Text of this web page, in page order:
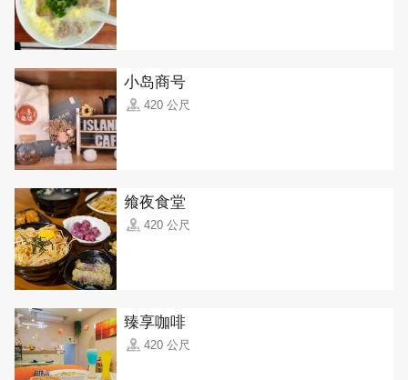
小岛商号
420 公尺
飨夜食堂
420 公尺
臻享咖啡
420 公尺